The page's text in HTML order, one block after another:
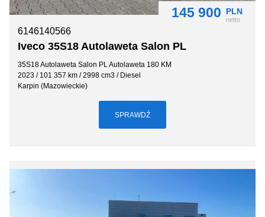
145 900 PLN
netto
6146140566
Iveco 35S18 Autolaweta Salon PL
35S18 Autolaweta Salon PL Autolaweta 180 KM
2023 / 101 357 km / 2998 cm3 / Diesel
Karpin (Mazowieckie)
SPRAWDŹ